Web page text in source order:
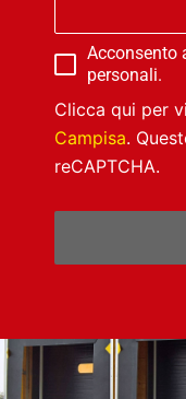
Acconsento
personali.
Clicca qui per
Campisa.
reCAPTCHA.